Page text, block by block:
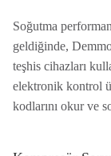
Soğutma
geldiğinde,
teşhis cihazları
elektronik kontrol
kodlarını okur ve